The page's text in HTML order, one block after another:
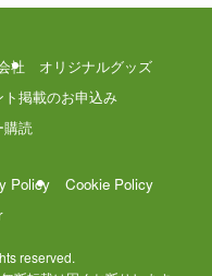
社
オリジナルグッズ
ト掲載のお申込み
購読
Policy
Cookie Policy
reserved.